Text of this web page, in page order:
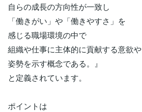
自らの成長の方向性が一致し
「働きがい」や「働きやすさ」を
感じる職場環境の中で
組織や仕事に主体的に貢献する意欲や
姿勢を示す概念である。』
と定義されています。
ポイントは